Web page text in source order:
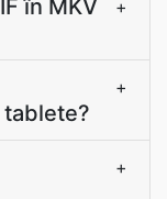
în MKV
+
+
+